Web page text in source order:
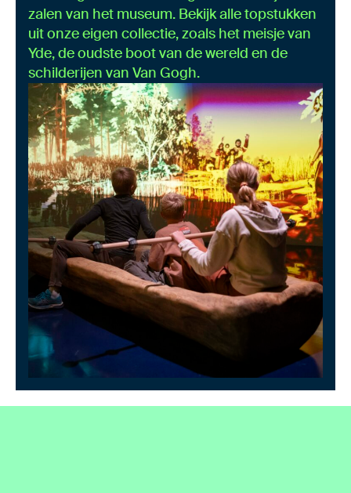
zalen van het museum. Bekijk alle topstukken
uit onze eigen collectie, zoals het meisje van
Yde, de oudste boot van de wereld en de
schilderijen van Van Gogh.